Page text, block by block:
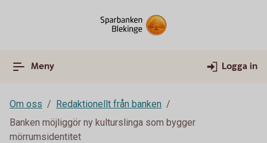
Meny Logga in
Om oss
Redaktionellt från banken
Banken möjliggör ny kulturslinga som bygger
mörrumsidentitet